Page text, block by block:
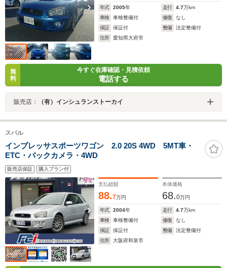
年式 2005年 走行 4.7万km
車検
車検整備付 修復
なし
保証
保証付 整備
法定整備付
住所
愛知県大府市
無
料
今すぐ在庫確認・見積依頼
電話する
販売店： （有）インシュランストーカイ
スバル
インプレッサスポーツワゴン 2.0 20S 4WD 5MT車・
ETC・バックカメラ・4WD
販売店保証 購入プラン付
支払総額
88.7万円
本体価格
68.0万円
年式 2004年 走行 4.7万km
車検
車検整備付 修復
なし
保証
保証付 整備
法定整備付
住所
大阪府和泉市